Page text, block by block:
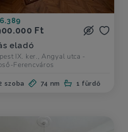
Ft
eladó
IX. ker., Angyal utca -
Ferencváros
szoba 74 nm 1 fürdő